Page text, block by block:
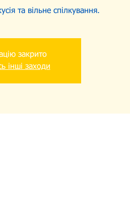
та вільне спілкування.
закрито
інші заходи